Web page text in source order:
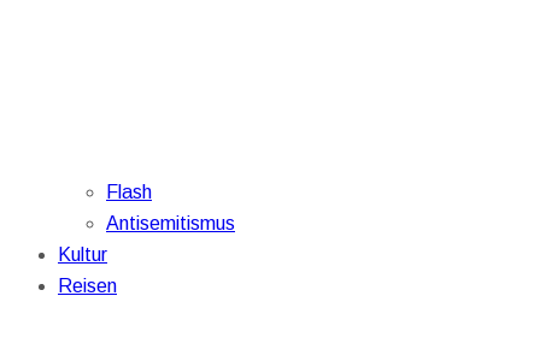
Flash
Antisemitismus
Kultur
Reisen